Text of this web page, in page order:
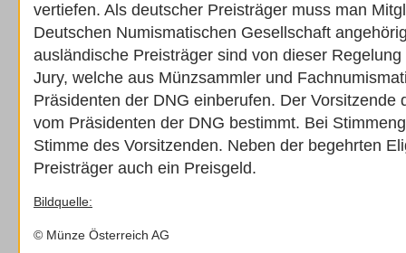
vertiefen. Als deutscher Preisträger muss man
Deutschen Numismatischen Gesellschaft
ausländische Preisträger sind von dieser
Jury, welche aus Münzsammler und
Präsidenten der DNG einberufen. Der Vorsitzende
vom Präsidenten der DNG bestimmt. Bei
Stimme des Vorsitzenden. Neben der begehrten
Preisträger auch ein Preisgeld.
Bildquelle:
© Münze Österreich AG